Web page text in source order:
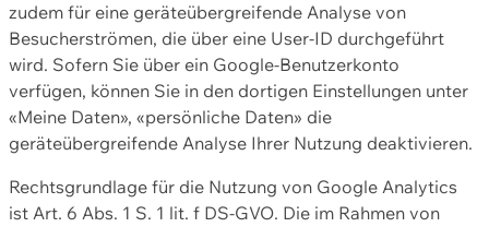
zudem für eine geräteübergreifende Analyse von
Besucherströmen, die über eine User-ID durchgeführt
wird. Sofern Sie über ein Google-Benutzerkonto
verfügen, können Sie in den dortigen Einstellungen unter
«Meine Daten», «persönliche Daten» die
geräteübergreifende Analyse Ihrer Nutzung deaktivieren.
Rechtsgrundlage für die Nutzung von Google Analytics
ist Art. 6 Abs. 1 S. 1 lit. f DS-GVO. Die im Rahmen von